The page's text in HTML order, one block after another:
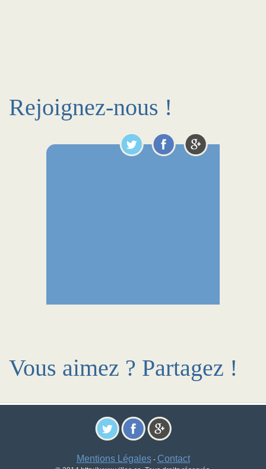
Rejoignez-nous !
Vous aimez ? Partagez !
Mentions Légales- Contact